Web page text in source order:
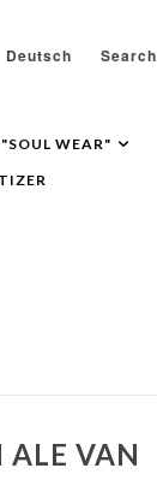
Deutsch Search
"SOUL WEAR"
ALE VAN